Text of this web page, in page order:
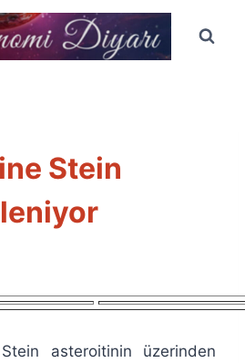
Stein
asteroitinin üzerinden